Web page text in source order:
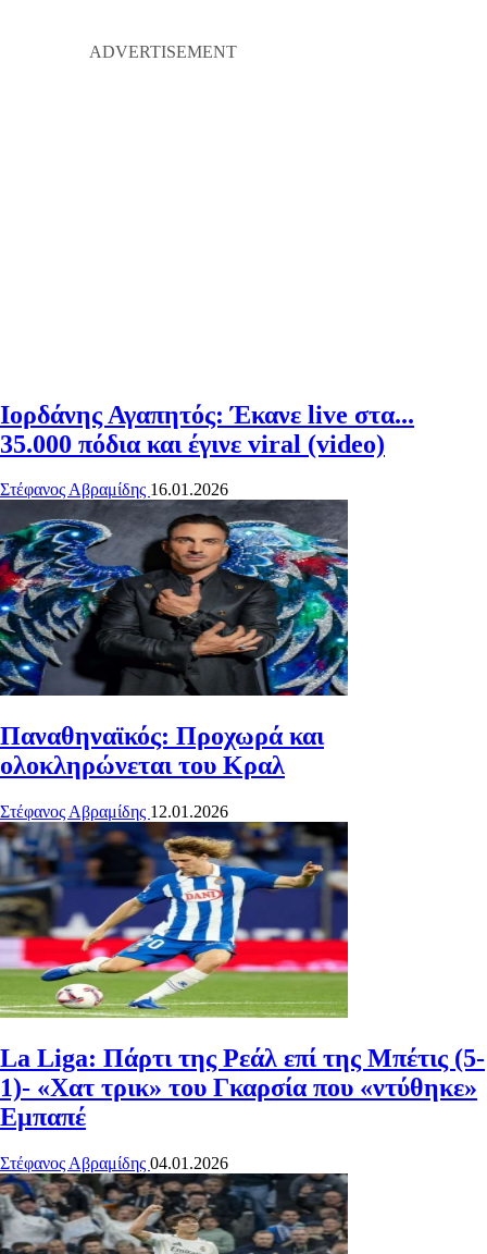
Ιορδάνης Αγαπητός: Έκανε live στα...
35.000 πόδια και έγινε viral (video)
Στέφανος Αβραμίδης 16.01.2026
Παναθηναϊκός: Προχωρά και
ολοκληρώνεται του Κραλ
Στέφανος Αβραμίδης 12.01.2026
La Liga: Πάρτι της Ρεάλ επί της Μπέτις (5-
1)- «Χατ τρικ» του Γκαρσία που «ντύθηκε»
Εμπαπέ
Στέφανος Αβραμίδης 04.01.2026